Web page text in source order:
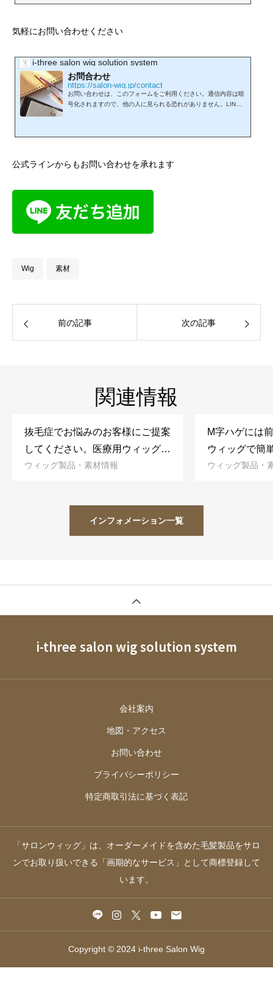
気軽にお問い合わせください
i-three salon wig solution system
お問合わせ
https://salon-wig.jp/contact
お問い合わせは、このフォームをご利用ください。通信内容は暗
号化されますので、他の人に見られる恐れがありません。LINE
公式ラインからもお問い合わせを承れます
Wig 素材
前の記事 次の記事
関連情報
抜毛症でお悩みのお客様にご提案
してください。医療用ウィッグを
編み込んで治療が出来るんです。
ウィッグ製品・素材情報
M字ハゲには
ウィッグで簡
ウィッグ製品・
インフォメーション一覧
i-three salon wig solution system
会社案内
地図・アクセス
お問い合わせ
プライバシーポリシー
特定商取引法に基づく表記
「サロンウィッグ」は、オーダーメイドを含めた毛髪製品をサロ
ンでお取り扱いできる「画期的なサービス」として商標登録して
います。
Copyright © 2024 i-three Salon Wig